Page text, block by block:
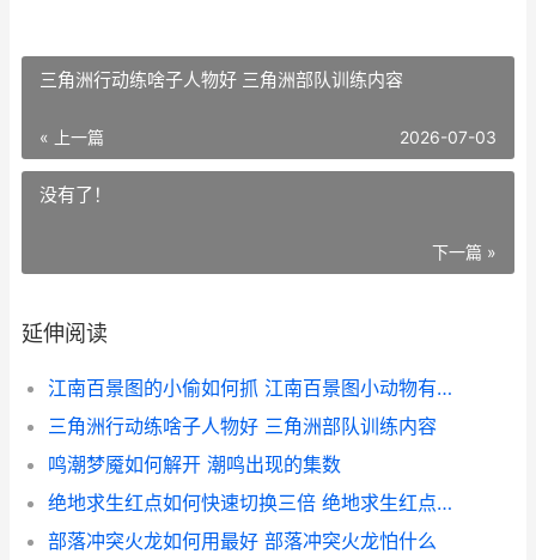
三角洲行动练啥子人物好 三角洲部队训练内容
« 上一篇 2026-07-03
没有了！
下一篇 »
延伸阅读
江南百景图的小偷如何抓 江南百景图小动物有什么作用
三角洲行动练啥子人物好 三角洲部队训练内容
鸣潮梦魇如何解开 潮鸣出现的集数
绝地求生红点如何快速切换三倍 绝地求生红点中间怎么调白点
部落冲突火龙如何用最好 部落冲突火龙怕什么